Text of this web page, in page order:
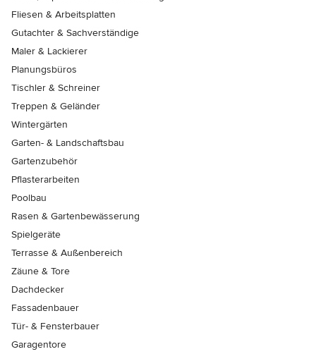
Fliesen & Arbeitsplatten
Gutachter & Sachverständige
Maler & Lackierer
Planungsbüros
Tischler & Schreiner
Treppen & Geländer
Wintergärten
Garten- & Landschaftsbau
Gartenzubehör
Pflasterarbeiten
Poolbau
Rasen & Gartenbewässerung
Spielgeräte
Terrasse & Außenbereich
Zäune & Tore
Dachdecker
Fassadenbauer
Tür- & Fensterbauer
Garagentore